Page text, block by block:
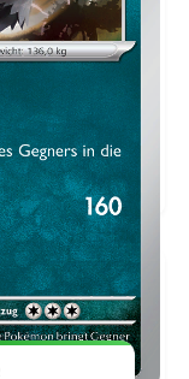
Version →